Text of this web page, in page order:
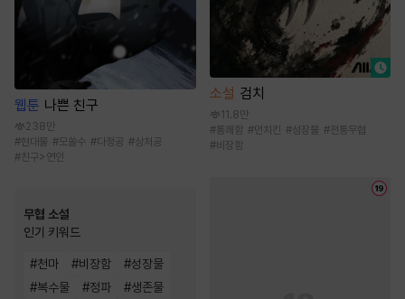
웹툰 나쁜 친구
238만
#현대물 #모쏠수 #다정공 #상처공
#친구>연인
무협 소설
인기 키워드
#천마 #비장함 #성장물
#복수물 #정파 #생존물
소설 검치
11.8만
#통쾌함 #먼치킨 #성장물 #전통무협
#비장함